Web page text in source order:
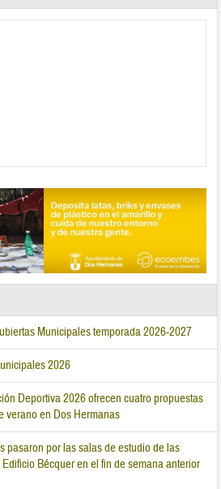
Municipales temporada 2026-2027
2026
Deportiva 2026 ofrecen cuatro propuestas
verano en Dos Hermanas
pasaron por las salas de estudio de las
Bécquer en el fin de semana anterior